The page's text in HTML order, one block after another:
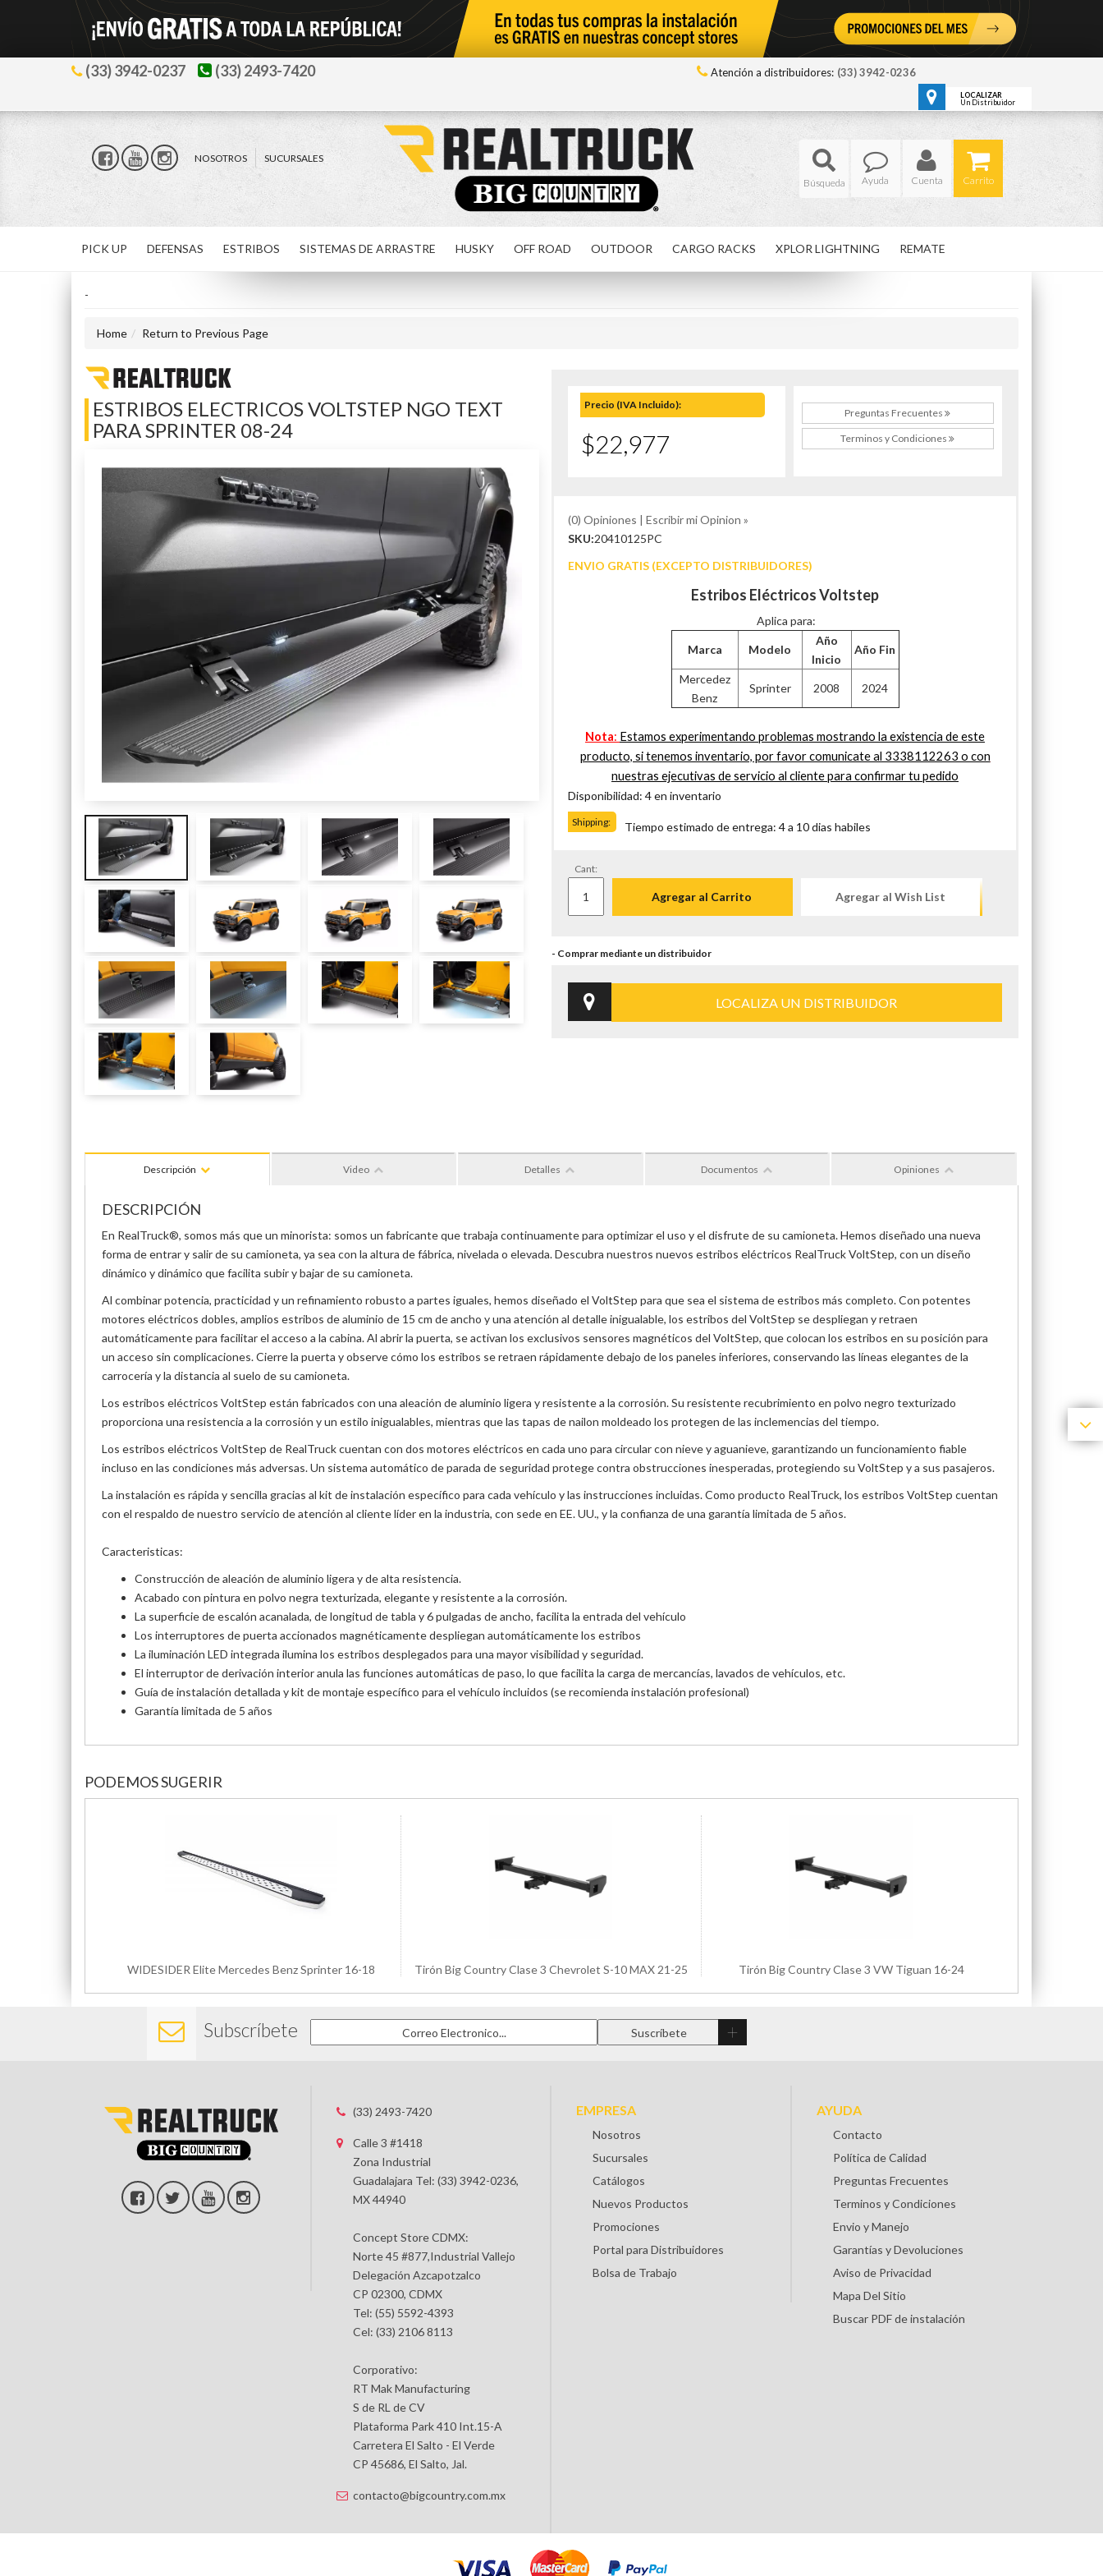
(33) 3942-0237 (33) 2493-7420 Atención a distribuidores: (33) 3942-0236
LOCALIZAR
Un Distribuidor
NOSOTROS
SUCURSALES
Ayuda
Cuenta Carrito
PICK UP DEFENSAS ESTRIBOS SISTEMAS DE ARRASTRE HUSKY OFF ROAD OUTDOOR CARGO RACKS XPLOR LIGHTNING REMATE
-
Home Return to Previous Page
ESTRIBOS ELECTRICOS VOLTSTEP NGO TEXT
PARA SPRINTER 08-24
Precio (IVA Incluido):
$22,977
Preguntas Frecuentes
Terminos y Condiciones
(0) Opiniones | Escribir mi Opinion »
SKU:20410125PC
ENVIO GRATIS (EXCEPTO DISTRIBUIDORES)
Estribos Eléctricos Voltstep
Aplica para:
Marca Modelo
Año
Inicio
Año Fin
Mercedez
Benz
Sprinter 2008 2024
Nota: Estamos experimentando problemas mostrando la existencia de este
producto, si tenemos inventario, por favor comunicate al 3338112263 o con
nuestras ejecutivas de servicio al cliente para confirmar tu pedido
Disponibilidad: 4 en inventario
Shipping: Tiempo estimado de entrega: 4 a 10 dias habiles
Cant:
Agregar al Carrito Agregar al Wish List
LOCALIZA UN DISTRIBUIDOR
Descripción Video Detalles Documentos Opiniones
DESCRIPCIÓN
En RealTruck®, somos más que un minorista: somos un fabricante que trabaja continuamente para optimizar el uso y el disfrute de su camioneta. Hemos diseñado una nueva
forma de entrar y salir de su camioneta, ya sea con la altura de fábrica, nivelada o elevada. Descubra nuestros nuevos estribos eléctricos RealTruck VoltStep, con un diseño
dinámico y dinámico que facilita subir y bajar de su camioneta.
Al combinar potencia, practicidad y un refinamiento robusto a partes iguales, hemos diseñado el VoltStep para que sea el sistema de estribos más completo. Con potentes
motores eléctricos dobles, amplios estribos de aluminio de 15 cm de ancho y una atención al detalle inigualable, los estribos del VoltStep se despliegan y retraen
automáticamente para facilitar el acceso a la cabina. Al abrir la puerta, se activan los exclusivos sensores magnéticos del VoltStep, que colocan los estribos en su posición para
un acceso sin complicaciones. Cierre la puerta y observe cómo los estribos se retraen rápidamente debajo de los paneles inferiores, conservando las líneas elegantes de la
carrocería y la distancia al suelo de su camioneta.
Los estribos eléctricos VoltStep están fabricados con una aleación de aluminio ligera y resistente a la corrosión. Su resistente recubrimiento en polvo negro texturizado
proporciona una resistencia a la corrosión y un estilo inigualables, mientras que las tapas de nailon moldeado los protegen de las inclemencias del tiempo.
Los estribos eléctricos VoltStep de RealTruck cuentan con dos motores eléctricos en cada uno para circular con nieve y aguanieve, garantizando un funcionamiento fiable
incluso en las condiciones más adversas. Un sistema automático de parada de seguridad protege contra obstrucciones inesperadas, protegiendo su VoltStep y a sus pasajeros.
La instalación es rápida y sencilla gracias al kit de instalación específico para cada vehículo y las instrucciones incluidas. Como producto RealTruck, los estribos VoltStep cuentan
con el respaldo de nuestro servicio de atención al cliente líder en la industria, con sede en EE. UU., y la confianza de una garantía limitada de 5 años.
Caracteristicas:
Construcción de aleación de aluminio ligera y de alta resistencia.
Acabado con pintura en polvo negra texturizada, elegante y resistente a la corrosión.
La superficie de escalón acanalada, de longitud de tabla y 6 pulgadas de ancho, facilita la entrada del vehículo
Los interruptores de puerta accionados magnéticamente despliegan automáticamente los estribos
La iluminación LED integrada ilumina los estribos desplegados para una mayor visibilidad y seguridad.
El interruptor de derivación interior anula las funciones automáticas de paso, lo que facilita la carga de mercancías, lavados de vehículos, etc.
Guía de instalación detallada y kit de montaje específico para el vehículo incluidos (se recomienda instalación profesional)
Garantía limitada de 5 años
PODEMOS SUGERIR
WIDESIDER Elite Mercedes Benz Sprinter 16-18 Tirón Big Country Clase 3 Chevrolet S-10 MAX 21-25 Tirón Big Country Clase 3 VW Tiguan 16-24
Subscríbete
(33) 2493-7420
Calle 3 #1418
Zona Industrial
Guadalajara Tel: (33) 3942-0236,
MX 44940
Concept Store CDMX:
Norte 45 #877,Industrial Vallejo
Delegación Azcapotzalco
CP 02300, CDMX
Tel: (55) 5592-4393
Cel: (33) 2106 8113
Corporativo:
RT Mak Manufacturing
S de RL de CV
Plataforma Park 410 Int.15-A
Carretera El Salto - El Verde
CP 45686, El Salto, Jal.
contacto@bigcountry.com.mx
EMPRESA
Nosotros
Sucursales
Catálogos
Nuevos Productos
Promociones
Portal para Distribuidores
Bolsa de Trabajo
AYUDA
Contacto
Política de Calidad
Preguntas Frecuentes
Terminos y Condiciones
Envio y Manejo
Garantías y Devoluciones
Aviso de Privacidad
Mapa Del Sitio
Buscar PDF de instalación